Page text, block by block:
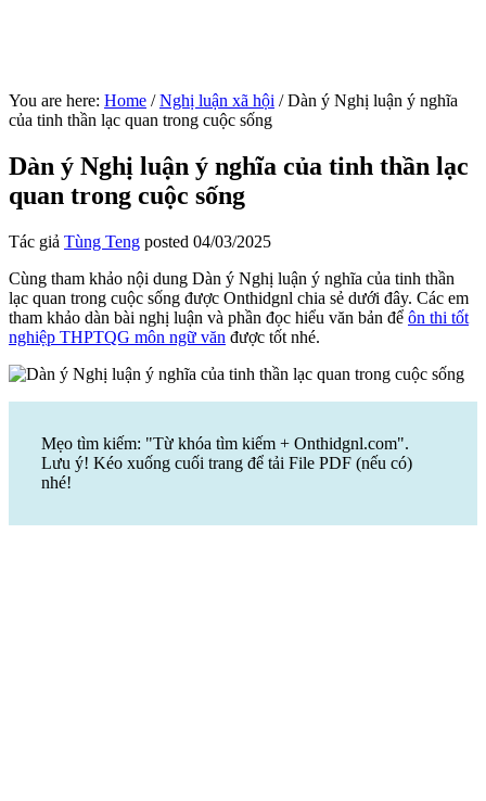
You are here: Home / Nghị luận xã hội /Dàn ý Nghị luận ý nghĩa
của tinh thần lạc quan trong cuộc sống
Dàn ý Nghị luận ý nghĩa của tinh thần lạc
quan trong cuộc sống
Tác giả Tùng Teng posted 04/03/2025
Cùng tham khảo nội dung Dàn ý Nghị luận ý nghĩa của tinh thần
lạc quan trong cuộc sống được Onthidgnl chia sẻ dưới đây. Các em
tham khảo dàn bài nghị luận và phần đọc hiểu văn bản để ôn thi tốt
nghiệp THPTQG môn ngữ văn được tốt nhé.
Mẹo tìm kiếm: "Từ khóa tìm kiếm + Onthidgnl.com".
Lưu ý! Kéo xuống cuối trang để tải File PDF (nếu có)
nhé!